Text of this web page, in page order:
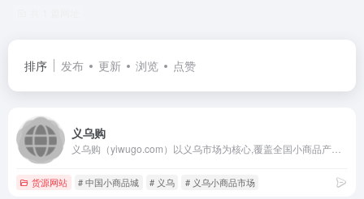
排序 发布 更新 浏览 点赞
义乌购
货源网站 # 中国小商品城 # 义乌 # 义乌小商品市场